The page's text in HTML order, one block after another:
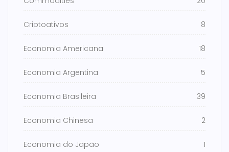
Criptoativos 8
Economia Americana 18
Economia Argentina 5
Economia Brasileira 39
Economia Chinesa 2
Economia do Japão 1